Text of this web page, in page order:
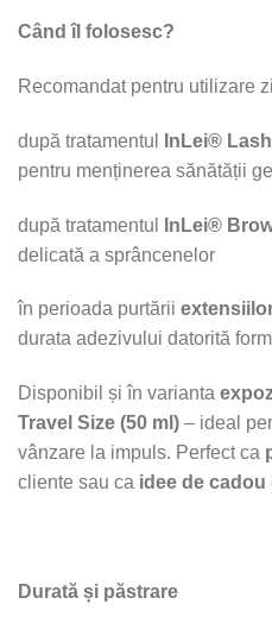
Când îl folosesc?
Recomandat pentru utilizare
după tratamentul InLei®
pentru menținerea sănătății
după tratamentul InLei®
delicată a sprâncenelor
în perioada purtării
durata adezivului datorită
Disponibil și în varianta
Travel Size (50 ml) – ideal
vânzare la impuls. Perfect ca
cliente sau ca idee de cadou
Durată și păstrare